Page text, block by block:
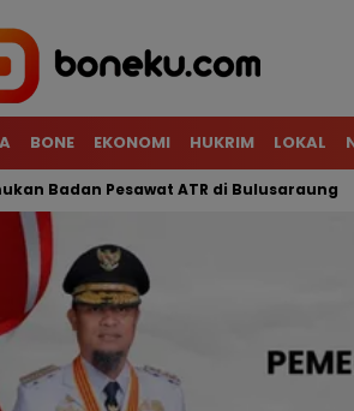
BONE EKONOMI HUKRIM LOKAL
Pesawat ATR di Bulusaraung